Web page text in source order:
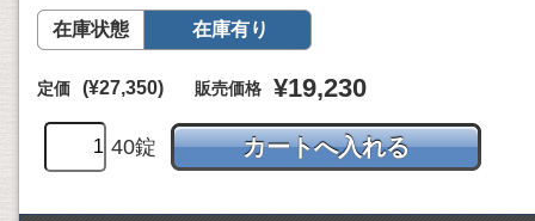
在庫状態 在庫有り
定価 (¥27,350) 販売価格 ¥19,230
40錠